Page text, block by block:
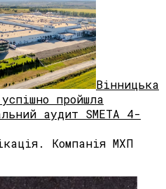
Вінницька
пройшла
аудит SMETA 4-
Компанія МХП